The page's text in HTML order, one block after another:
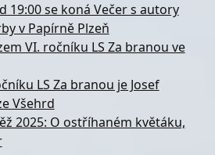
19:00 se koná Večer s autory
v Papírně Plzeň
VI. ročníku LS Za branou ve
LS Za branou je Josef
Všehrd
2025: O ostříhaném květáku,